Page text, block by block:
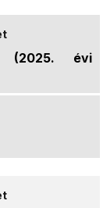
(2025. évi